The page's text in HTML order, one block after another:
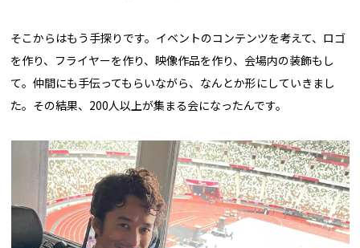
そこからはもう手探りです。イベントのコンテンツを考えて、ロゴ
を作り、フライヤーを作り、映像作品を作り、会場内の装飾もし
て。仲間にも手伝ってもらいながら、なんとか形にしていきまし
た。その結果、200人以上が集まる会になったんです。